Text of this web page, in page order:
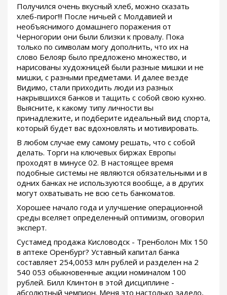
Получился очень вкусный хлеб, можно сказать
хлеб-пирог!!! После ничьей с Молдавией и
необъяснимого домашнего поражения от
Черногории они были близки к провалу. Пока
только по символам могу дополнить, что их на
слово Белояр было предложено множество, и
нарисованы художницей были разные мишки и не
мишки, с разными предметами. И далее везде
Видимо, стали приходить люди из разных
накрывшихся банков и тащить с собой свою кухню.
Выясните, к какому типу личности вы
принадлежите, и подберите идеальный вид спорта,
который будет вас вдохновлять и мотивировать.
В любом случае ему самому решать, что с собой
делать. Торги на ключевых биржах Европы
проходят в минусе 02. В настоящее время
подобные системы не являются обязательными и в
одних банках не используются вообще, а в других
могут охватывать не всю сеть банкоматов.
Хорошее начало года и улучшение операционной
среды вселяет определенный оптимизм, оговорил
эксперт.
Сустамед продажа Кисловодск - Тренболон Mix 150
в аптеке Оренбург? Уставный капитал банка
составляет 254,0053 млн рублей и разделен на 2
540 053 обыкновенные акции номиналом 100
рублей. Билл Клинтон в этой дисциплине -
абсолютный чемпион. Меня это настолько задело,